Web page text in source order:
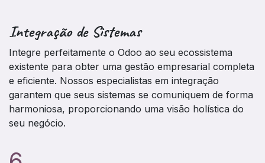
Integração de Sistemas
Integre perfeitamente o Odoo ao seu ecossistema
existente para obter uma gestão empresarial completa
e eficiente. Nossos especialistas em integração
garantem que seus sistemas se comuniquem de forma
harmoniosa, proporcionando uma visão holística do
seu negócio.